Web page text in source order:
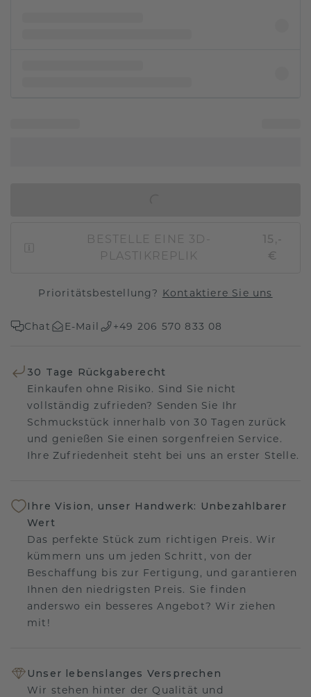
BESTELLE EINE 3D-
PLASTIKREPLIK
15,-
€
Prioritätsbestellung? Kontaktiere Sie uns
Chat E-Mail +49 206 570 833 08
30 Tage Rückgaberecht
Einkaufen ohne Risiko. Sind Sie nicht
vollständig zufrieden? Senden Sie Ihr
Schmuckstück innerhalb von 30 Tagen zurück
und genießen Sie einen sorgenfreien Service.
Ihre Zufriedenheit steht bei uns an erster Stelle.
Ihre Vision, unser Handwerk: Unbezahlbarer
Wert
Das perfekte Stück zum richtigen Preis. Wir
kümmern uns um jeden Schritt, von der
Beschaffung bis zur Fertigung, und garantieren
Ihnen den niedrigsten Preis. Sie finden
anderswo ein besseres Angebot? Wir ziehen
mit!
Unser lebenslanges Versprechen
Wir stehen hinter der Qualität und